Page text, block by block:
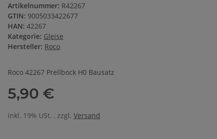
Artikelnummer: R42267
GTIN: 9005033422677
HAN: 42267
Kategorie: Gleise
Hersteller: Roco
Roco 42267 Prellbock H0 Bausatz
5,90 €
inkl. 19% USt. , zzgl. Versand